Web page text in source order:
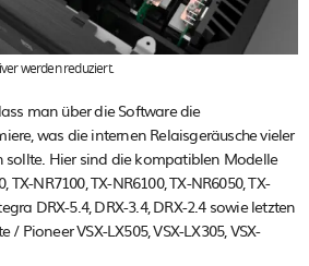
werden reduziert.
man über die Software die
was die internen Relaisgeräusche vieler
sollte. Hier sind die kompatiblen Modelle
NR7100, TX-NR6100, TX-NR6050, TX-
DRX-5.4, DRX-3.4, DRX-2.4 sowie letzten
/ Pioneer VSX-LX505, VSX-LX305, VSX-